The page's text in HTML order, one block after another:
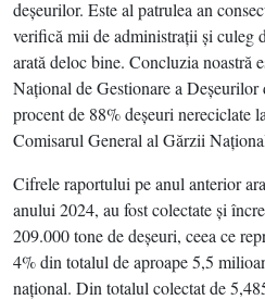
deşeurilor. Este al patrulea an
verifică mii de administraţii şi culeg
arată deloc bine. Concluzia noastră
Naţional de Gestionare a Deşeurilor
procent de 88% deşeuri nereciclate
Comisarul General al Gărzii
Cifrele raportului pe anul anterior
anului 2024, au fost colectate şi
209.000 tone de deşeuri, ceea ce
4% din totalul de aproape 5,5
naţional. Din totalul colectat de